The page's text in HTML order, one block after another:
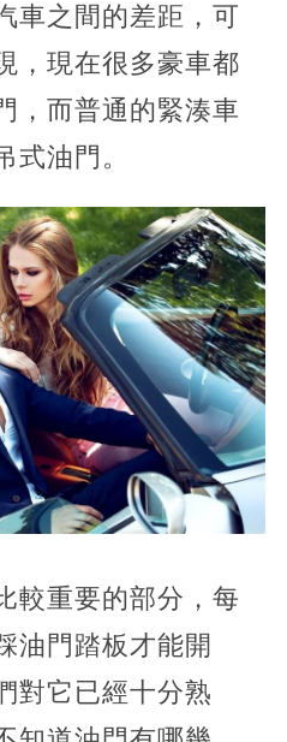
車之間的差距，可
，現在很多豪車都
，而普通的緊湊車
式油門。
較重要的部分，每
油門踏板才能開
對它已經十分熟